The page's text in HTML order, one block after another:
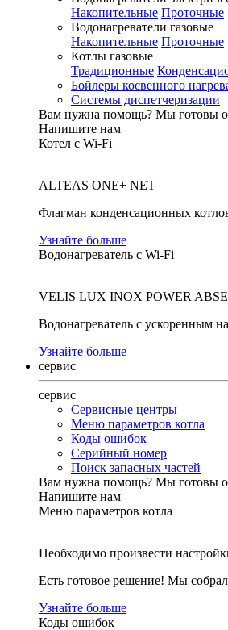
Накопительные Проточные
Водонагреватели газовые
Накопительные Проточные
Котлы газовые
Традиционные
Бойлеры косвенного
Системы диспетчеризации
Вам нужна помощь? Мы готовы
Напишите нам
Котел с Wi-Fi
ALTEAS ONE+ NET
Флагман конденсационных
Узнайте больше
Водонагреватель с Wi-Fi
VELIS LUX INOX POWER
Водонагреватель с ускоренным
Узнайте больше
сервис
сервис
Сервисные центры
Меню параметров котла
Коды ошибок
Серийный номер
Поиск запасных частей
Вам нужна помощь? Мы готовы
Напишите нам
Меню параметров котла
Необходимо произвести
Есть готовое решение! Мы
Узнайте больше
Коды ошибок